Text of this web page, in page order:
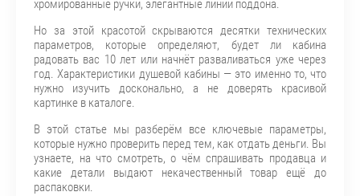
хромированные ручки, элегантные линии поддона.
Но за этой красотой скрываются десятки технических
параметров, которые определяют, будет ли кабина
радовать вас 10 лет или начнёт разваливаться уже через
год. Характеристики душевой кабины — это именно то, что
нужно изучить досконально, а не доверять красивой
картинке в каталоге.
В этой статье мы разберём все ключевые параметры,
которые нужно проверить перед тем, как отдать деньги. Вы
узнаете, на что смотреть, о чём спрашивать продавца и
какие детали выдают некачественный товар ещё до
распаковки.